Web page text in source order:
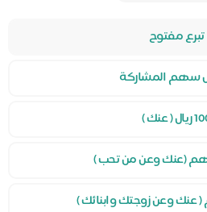
تبرع مفتوح
( عنك )